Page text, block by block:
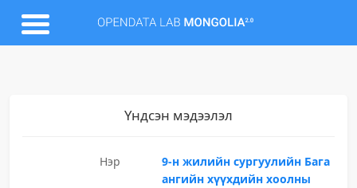
Үндсэн мэдээлэл
Нэр
9-н жилийн сургуулийн Бага
ангийн хүүхдийн хоолны